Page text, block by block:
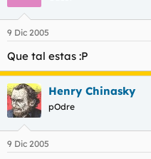
9 Dic 2005
Que tal estas :P
Henry Chinasky
pOdre
9 Dic 2005